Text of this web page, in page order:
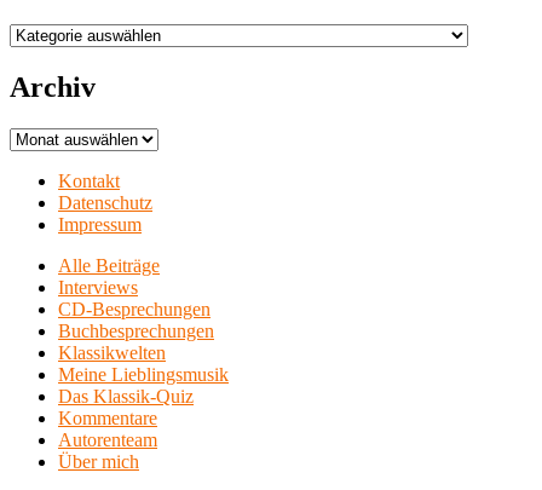
Aufführungsorte
Archiv
Archiv
Kontakt
Datenschutz
Impressum
Alle Beiträge
Interviews
CD-Besprechungen
Buchbesprechungen
Klassikwelten
Meine Lieblingsmusik
Das Klassik-Quiz
Kommentare
Autorenteam
Über mich